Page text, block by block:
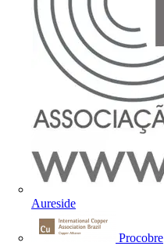
Aureside
Procobre